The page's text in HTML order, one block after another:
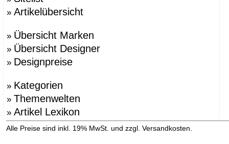
» Artikelübersicht
» Übersicht Marken
» Übersicht Designer
» Designpreise
» Kategorien
» Themenwelten
» Artikel Lexikon
Alle Preise sind inkl. 19% MwSt. und zzgl. Versandkosten.